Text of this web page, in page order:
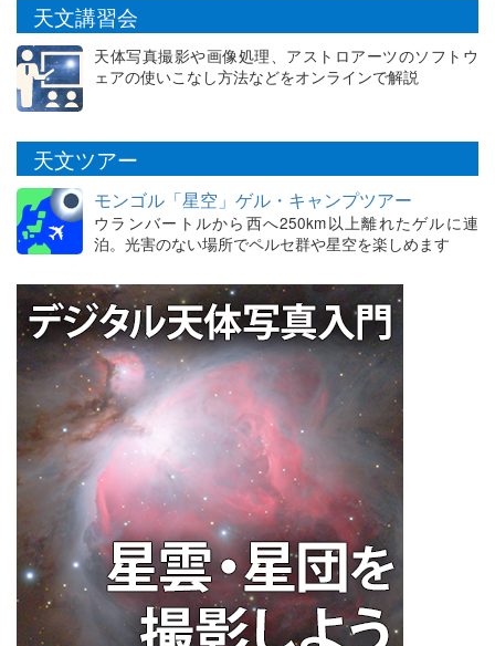
天文講習会
天体写真撮影や画像処理、アストロアーツのソフトウ
ェアの使いこなし方法などをオンラインで解説
天文ツアー
モンゴル「星空」ゲル・キャンプツアー
ウランバートルから西へ250km以上離れたゲルに連
泊。光害のない場所でペルセ群や星空を楽しめます